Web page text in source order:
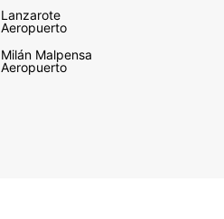
Lanzarote
Aeropuerto
Milán Malpensa
Aeropuerto